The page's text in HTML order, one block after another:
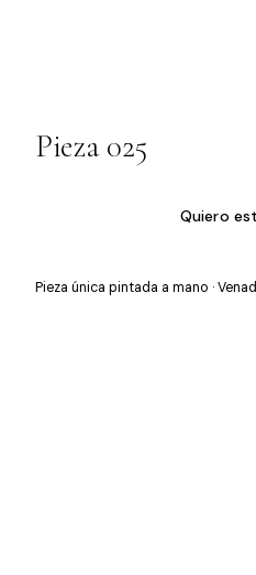
Pieza 025
Quiero
Pieza única pintada a mano ·